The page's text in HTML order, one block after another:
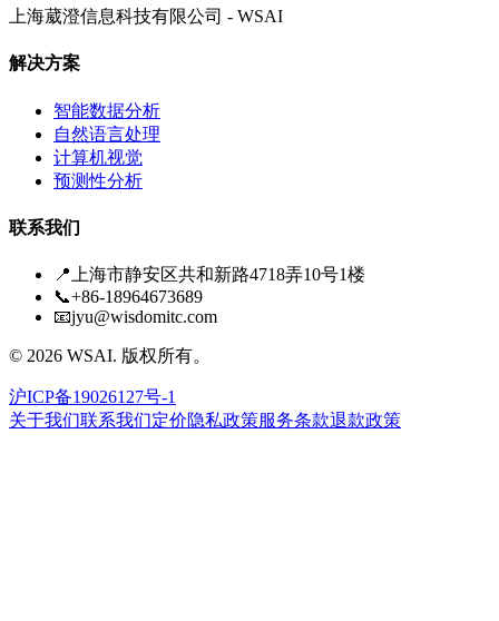
上海葳澄信息科技有限公司 - WSAI
解决方案
智能数据分析
自然语言处理
计算机视觉
预测性分析
联系我们
📍 上海市静安区共和新路4718弄10号1楼
📞+86-18964673689
📧jyu@wisdomitc.com
© 2026 WSAI. 版权所有。
沪ICP备19026127号-1
关于我们联系我们定价隐私政策服务条款退款政策